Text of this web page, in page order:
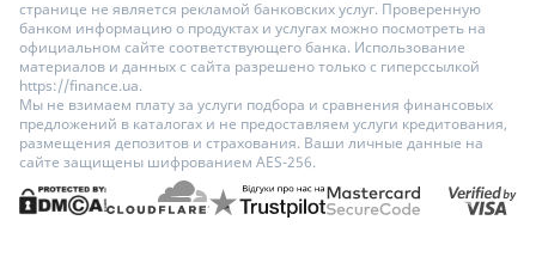
странице не является рекламой банковских услуг. Проверенную
банком информацию о продуктах и услугах можно посмотреть на
официальном сайте соответствующего банка. Использование
материалов и данных с сайта разрешено только с гиперссылкой
https://finance.ua.
Мы не взимаем плату за услуги подбора и сравнения финансовых
предложений в каталогах и не предоставляем услуги кредитования,
размещения депозитов и страхования. Ваши личные данные на
сайте защищены шифрованием AES-256.